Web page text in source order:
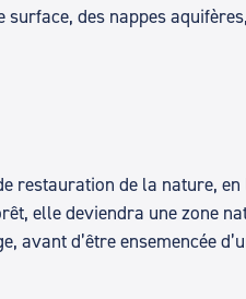
des nappes
restauration de la nature,
elle deviendra une zone
d’être ensemencée